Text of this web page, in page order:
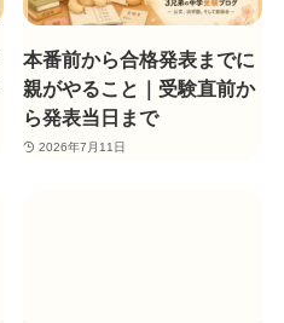
本番前から合格発表までに
親がやること｜受験直前か
ら発表当日まで
2026年7月11日